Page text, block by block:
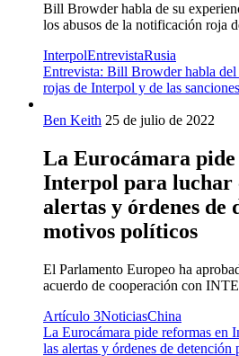
Bill Browder habla de su
los abusos de la notificación roja
InterpolEntrevistaRusia
Entrevista: Bill Browder habla del
rojas de Interpol y de las
Ben Keith 25 de julio de 2022
La Eurocámara
Interpol para luchar
alertas y órdenes de
motivos políticos
El Parlamento Europeo ha
acuerdo de cooperación con
Artículo 3NoticiasChina
La Eurocámara pide reformas en
las alertas y órdenes de